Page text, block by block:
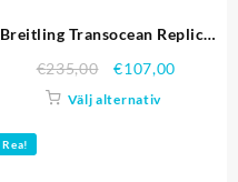
Breitling Transocean Replica
€235,00 €107,00
Välj alternativ
Rea!